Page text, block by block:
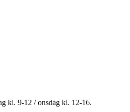
kl. 9-12 / onsdag kl. 12-16.